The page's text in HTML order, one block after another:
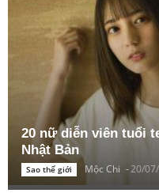
20 nữ diễn viên tuổi
Nhật Bản
Sao thế giới Mộc Chi -20/